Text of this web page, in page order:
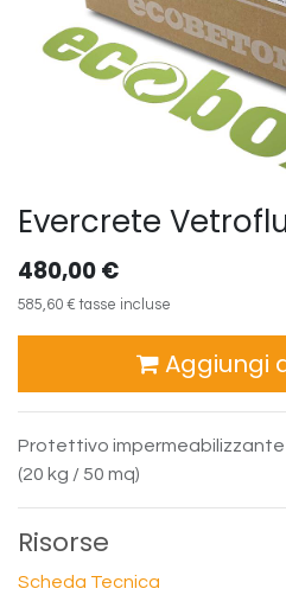
Evercrete
480,00€
585,60 € tasse incluse
Aggiungi
Protettivo impermeabilizzante
(20 kg / 50 mq)
Risorse
Scheda Tecnica